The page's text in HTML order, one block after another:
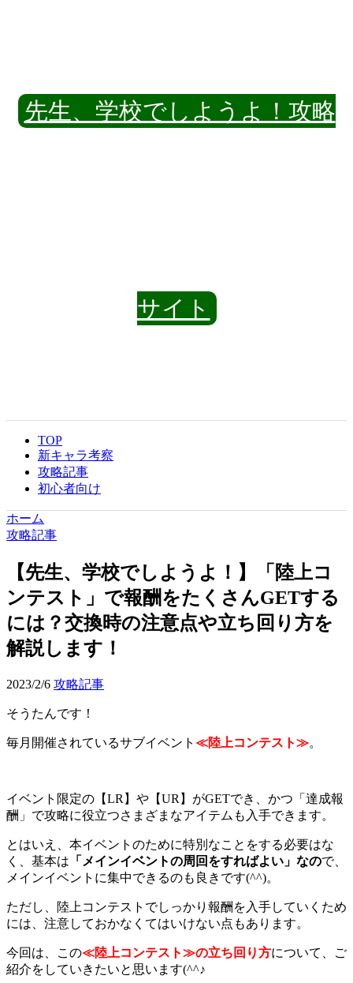
先生、学校でしようよ！攻略
サイト
TOP
新キャラ考察
攻略記事
初心者向け
ホーム
攻略記事
【先生、学校でしようよ！】「陸上コ
ンテスト」で報酬をたくさんGETする
には？交換時の注意点や立ち回り方を
解説します！
2023/2/6 攻略記事
そうたんです！
毎月開催されているサブイベント ≪陸上コンテスト≫。
イベント限定の【LR】や【UR】がGETでき、かつ「達成報
酬」で攻略に役立つさまざまなアイテムも入手できます。
とはいえ、本イベントのために特別なことをする必要はな
く、基本は 「メインイベントの周回をすればよい」なので、
メインイベントに集中できるのも良きです(^^)。
ただし、陸上コンテストでしっかり報酬を入手していくため
には、注意しておかなくてはいけない点もあります。
今回は、この≪陸上コンテスト≫の立ち回り方について、ご
紹介をしていきたいと思います(^^♪